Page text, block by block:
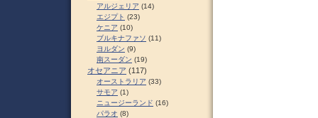
アルジェリア (14)
エジプト (23)
ケニア (10)
ブルキナファソ (11)
ヨルダン (9)
南スーダン (19)
オセアニア (117)
オーストラリア (33)
サモア (1)
ニュージーランド (16)
パラオ (8)